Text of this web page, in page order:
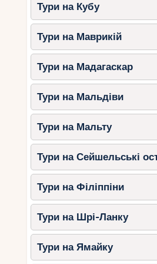
Чим цікавий
диких тварин, таких
сарни, а також пройти
маршрутами у
Порада: беріть із
взуття та воду.
Блакитний Берег:
море
Зоопарк у Сен-
Чим цікавий
затишний зоопарк, де
побачити рідкісні
Порада: приїжджайте
тварини найактивніші.
Морські прогулянки
Тури на Кубу
Тури на Маврикій
Тури на Мадагаскар
Тури на Мальдіви
Тури на Мальту
Тури на Сейшельські
Тури на Філіппіни
Тури на Шрі-Ланку
Тури на Ямайку